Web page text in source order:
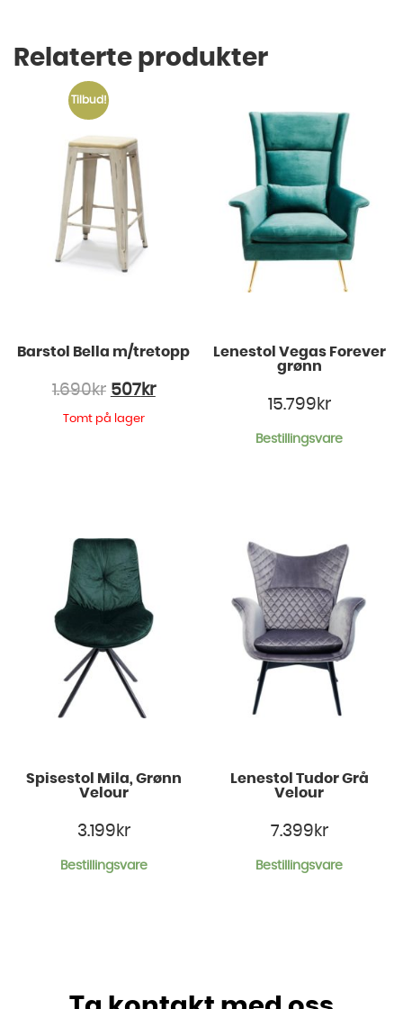
Relaterte produkter
Tilbud!
Barstol Bella m/tretopp
1.690kr 507kr
Tomt på lager
Lenestol Vegas Forever
grønn
15.799 kr
Bestillingsvare
Spisestol Mila, Grønn
Velour
3.199 kr
Bestillingsvare
Lenestol Tudor Grå
Velour
7.399 kr
Bestillingsvare